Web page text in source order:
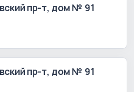
пр-т, дом № 91
пр-т, дом № 91